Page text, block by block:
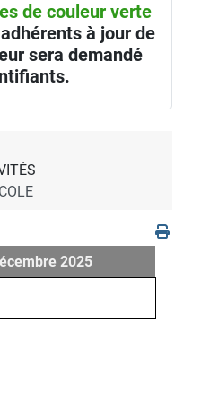
de couleur verte
à jour de
sera demandé
2025